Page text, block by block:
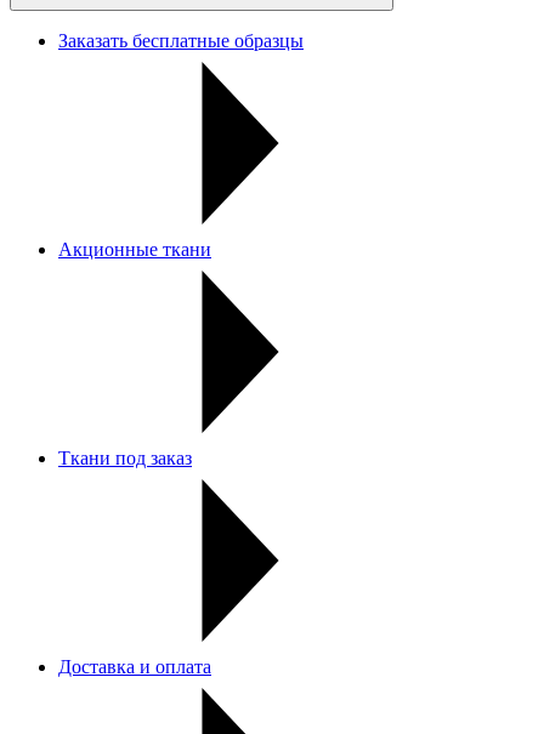
Заказать бесплатные образцы
Акционные ткани
Ткани под заказ
Доставка и оплата